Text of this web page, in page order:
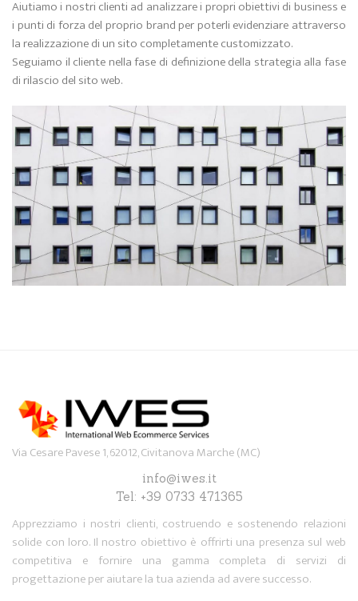
Aiutiamo i nostri clienti ad analizzare i propri obiettivi di business e
i punti di forza del proprio brand per poterli evidenziare attraverso
la realizzazione di un sito completamente customizzato.
Seguiamo il cliente nella fase di definizione della strategia alla fase
di rilascio del sito web.
Via Cesare Pavese 1, 62012, Civitanova Marche (MC)
info@iwes.it
Tel: +39 0733 471365
Apprezziamo i nostri clienti, costruendo e sostenendo relazioni
solide con loro. Il nostro obiettivo è offrirti una presenza sul web
competitiva e fornire una gamma completa di servizi di
progettazione per aiutare la tua azienda ad avere successo.